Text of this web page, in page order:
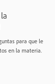
para que le
en la materia.